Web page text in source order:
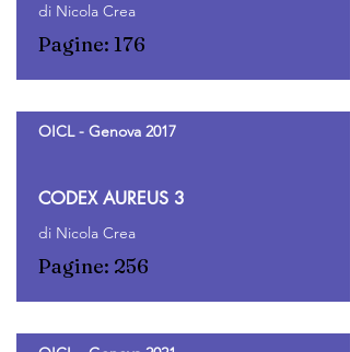
di Nicola Crea
Pagine: 176
OICL - Genova 2017
CODEX AUREUS 3
di Nicola Crea
Pagine: 256